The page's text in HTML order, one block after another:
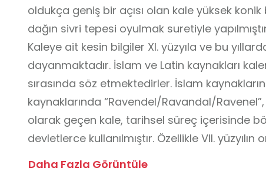
oldukça geniş bir açısı olan kale yüksek
dağın sivri tepesi oyulmak suretiyle
Kaleye ait kesin bilgiler XI. yüzyıla ve bu
dayanmaktadır. İslam ve Latin kaynakları
sırasında söz etmektedirler. İslam
kaynaklarında “Ravendel/Ravandal/
olarak geçen kale, tarihsel süreç içerisinde
devletlerce kullanılmıştır. Özellikle VII.
Daha Fazla Görüntüle